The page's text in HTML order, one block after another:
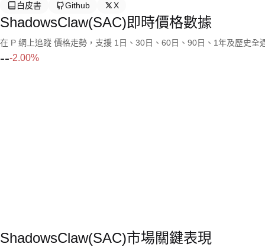
白皮書
Github X
ShadowsClaw(SAC)即時價格數據
在 P 網上追蹤 價格走勢，支援 1日、30日、60日、90日、1年及歷史全
---2.00%
ShadowsClaw(SAC)市場關鍵表現